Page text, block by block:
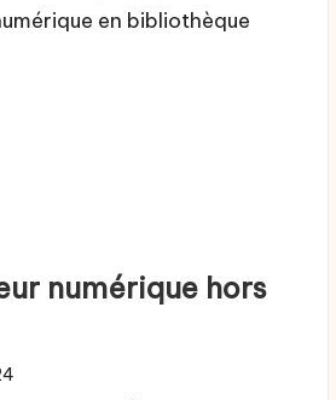
en bibliothèque
numérique hors